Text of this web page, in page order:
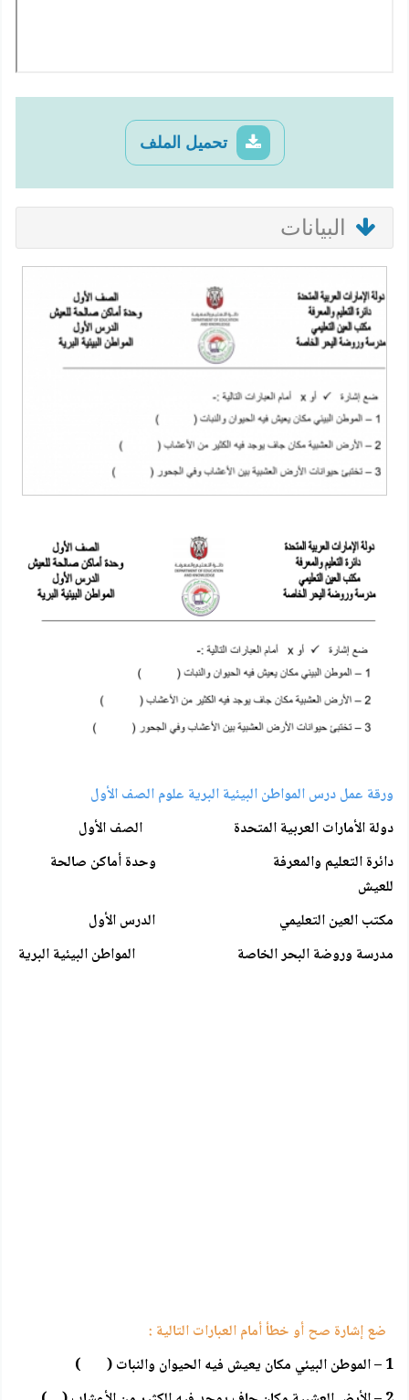
تحميل الملف
البيانات
ورقة عمل درس المواطن البيئية البرية علوم الصف الأول
دولة الأمارات العربية المتحدة الصف الأول
دائرة التعليم والمعرفة وحدة أماكن صالحة
للعيش
مكتب العين التعليمي الدرس الأول
مدرسة وروضة البحر الخاصة المواطن البيئية البرية
ضع إشارة صح أو خطأ أمام العبارات التالية :
1 – الموطن البيئي مكان يعيش فيه الحيوان والنبات ( )